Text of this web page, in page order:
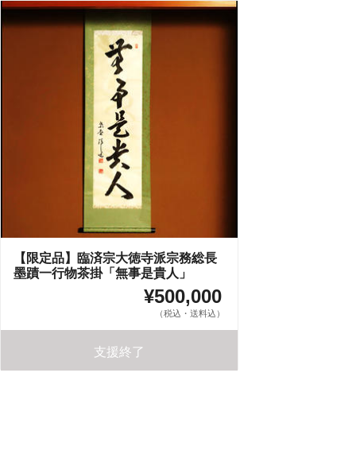
【限定品】臨済宗大徳寺派宗務総長
墨蹟一行物茶掛「無事是貴人」
¥500,000
（税込・送料込）
支援終了